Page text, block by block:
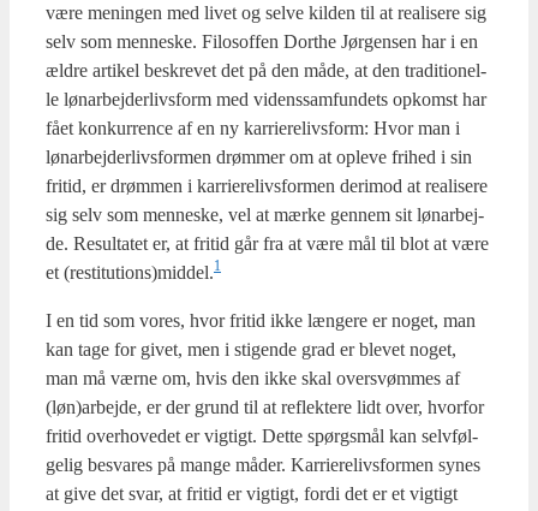
være menin­gen med livet og sel­ve kil­den til at rea­li­se­re sig
selv som men­ne­ske. Filo­sof­fen Dort­he Jør­gen­sen har i en
ældre arti­kel beskre­vet det på den måde, at den tra­di­tio­nel­
le løn­ar­bej­der­livs­form med videns­sam­fun­dets opkomst har
fået kon­kur­ren­ce af en ny kar­ri­e­re­livs­form: Hvor man i
løn­ar­bej­der­livs­for­men drøm­mer om at ople­ve fri­hed i sin
fri­tid, er drøm­men i kar­ri­e­re­livs­for­men der­i­mod at rea­li­se­re
sig selv som men­ne­ske, vel at mær­ke gen­nem sit løn­ar­bej­
de. Resul­ta­tet er, at fri­tid går fra at være mål til blot at være
et (restitutions)middel.1
I en tid som vores, hvor fri­tid ikke læn­ge­re er noget, man
kan tage for givet, men i sti­gen­de grad er ble­vet noget,
man må vær­ne om, hvis den ikke skal over­svøm­mes af
(løn)arbejde, er der grund til at reflek­te­re lidt over, hvor­for
fri­tid over­ho­ve­det er vig­tigt. Det­te spørgs­mål kan selv­føl­
ge­lig besva­res på man­ge måder. Kar­ri­e­re­livs­for­men synes
at give det svar, at fri­tid er vig­tigt, for­di det er et vig­tigt